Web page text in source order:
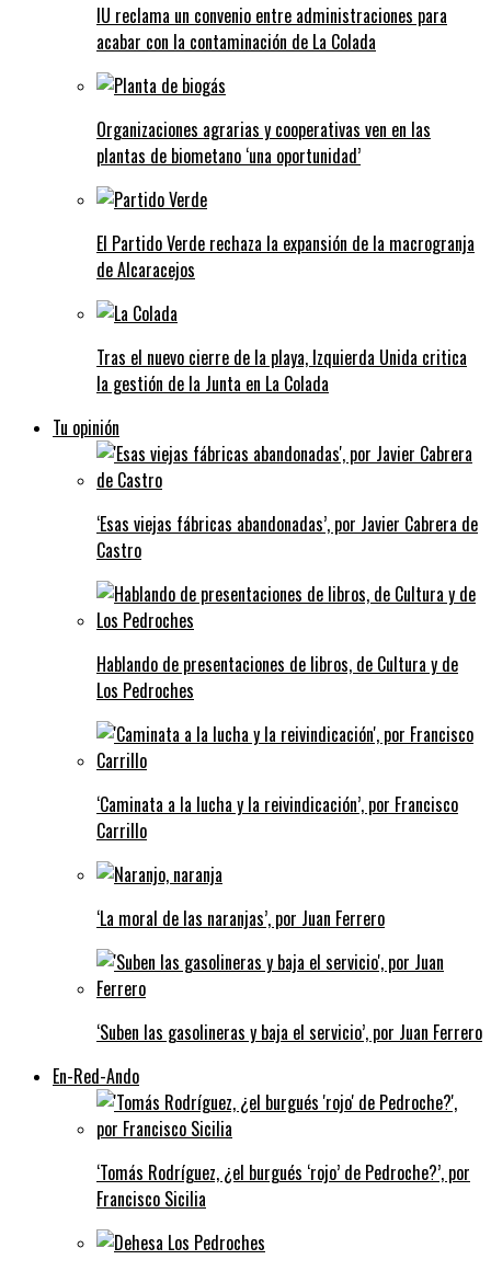
IU reclama un convenio entre administraciones para
acabar con la contaminación de La Colada
Organizaciones agrarias y cooperativas ven en las
plantas de biometano ‘una oportunidad’
El Partido Verde rechaza la expansión de la macrogranja
de Alcaracejos
Tras el nuevo cierre de la playa, Izquierda Unida critica
la gestión de la Junta en La Colada
Tu opinión
‘Esas viejas fábricas abandonadas’, por Javier Cabrera de
Castro
Hablando de presentaciones de libros, de Cultura y de
Los Pedroches
‘Caminata a la lucha y la reivindicación’, por Francisco
Carrillo
‘La moral de las naranjas’, por Juan Ferrero
‘Suben las gasolineras y baja el servicio’, por Juan Ferrero
En-Red-Ando
‘Tomás Rodríguez, ¿el burgués ‘rojo’ de Pedroche?’, por
Francisco Sicilia